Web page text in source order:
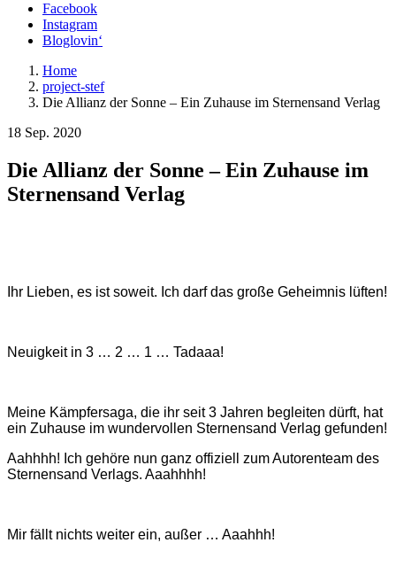
Facebook
Instagram
Bloglovin‘
Home
project-stef
Die Allianz der Sonne – Ein Zuhause im Sternensand Verlag
18 Sep. 2020
Die Allianz der Sonne – Ein Zuhause im
Sternensand Verlag
Ihr Lieben, es ist soweit. Ich darf das große Geheimnis lüften!
Neuigkeit in 3 … 2 … 1 … Tadaaa!
Meine Kämpfersaga, die ihr seit 3 Jahren begleiten dürft, hat
ein Zuhause im wundervollen Sternensand Verlag gefunden!
Aahhhh! Ich gehöre nun ganz offiziell zum Autorenteam des
Sternensand Verlags. Aaahhhh!
Mir fällt nichts weiter ein, außer … Aaahhh!